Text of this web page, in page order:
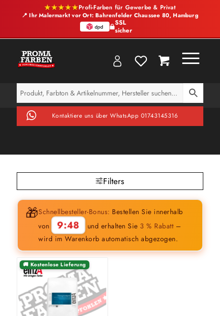
★★★★★Profi-Farben für Gewerbe & Privat
📍 Ihr Malermarkt vor Ort: Bahrenfelder Chaussee 80, Hamburg
SSL
sicher
Kontaktiere uns über WhatsApp 01743145316
Filters
🎁Schnellbesteller-Bonus: Bestellen Sie innerhalb
von
9:47 und erhalten Sie 3 % Rabatt –
wird im Warenkorb automatisch abgezogen.
🚚 Kostenlose Lieferung